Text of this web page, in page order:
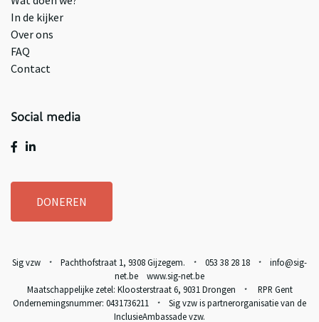
In de kijker
Over ons
FAQ
Contact
Social media
DONEREN
Sig vzw * Pachthofstraat 1, 9308 Gijzegem. * 053 38 28 18 *
info@sig-
net.be www.sig-net.be
Maatschappelijke zetel: Kloosterstraat 6, 9031 Drongen
*RPR Gent
Ondernemingsnummer: 0431736211
*
Sig vzw is partnerorganisatie van de
InclusieAmbassade vzw.